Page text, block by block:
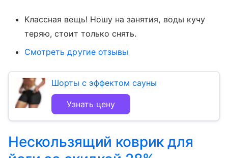
Классная вещь! Ношу на занятия, воды кучу
теряю, стоит только снять.
Смотреть другие отзывы
Шорты с эффектом сауны
Узнать цену
Нескользящий коврик для